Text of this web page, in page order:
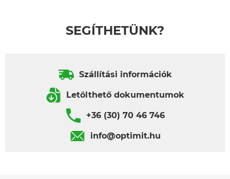
SEGÍTHETÜNK?
Szállítási információk
Letölthető dokumentumok
+36 (30) 70 46 746
info@optimit.hu